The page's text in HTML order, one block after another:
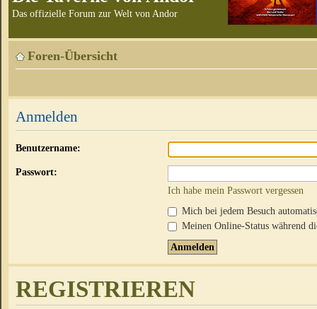
Das offizielle Forum zur Welt von Andor
Foren-Übersicht
Anmelden
Benutzername:
Passwort:
Ich habe mein Passwort vergessen
Mich bei jedem Besuch
Meinen Online-Status während
REGISTRIEREN